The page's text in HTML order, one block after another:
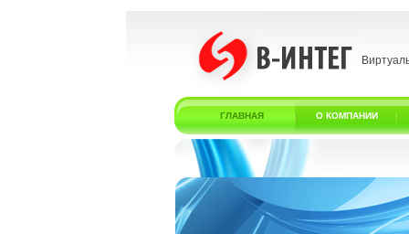
ГЛАВНАЯ О КОМПАНИИ